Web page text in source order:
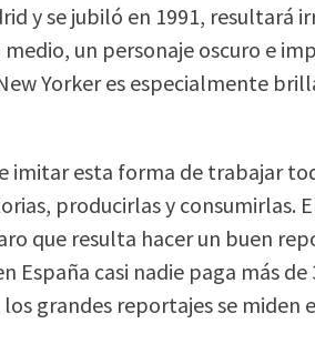
y se jubiló en 1991, resultará
un personaje oscuro e
Yorker es especialmente
imitar esta forma de trabajar
producirlas y consumirlas.
que resulta hacer un buen
España casi nadie paga más de
grandes reportajes se miden